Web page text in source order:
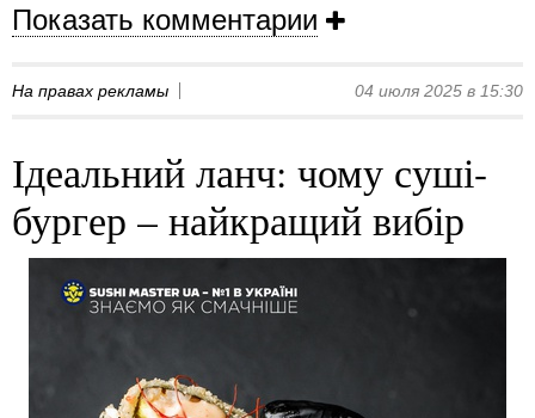
Показать комментарии
На правах рекламы 04 июля 2025 в 15:30
Ідеальний ланч: чому суші-
бургер – найкращий вибір